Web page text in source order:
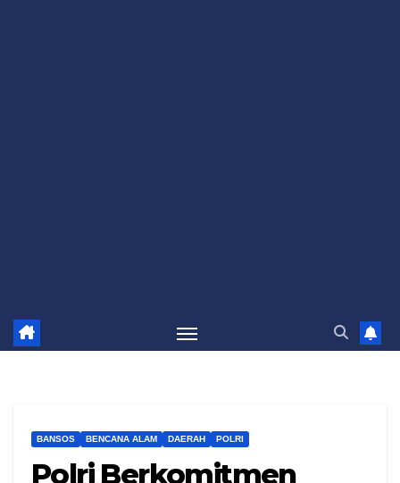
BANSOS BENCANA ALAM DAERAH POLRI
Polri Berkomitmen